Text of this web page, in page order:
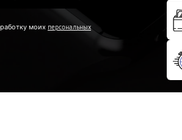
моих персональных